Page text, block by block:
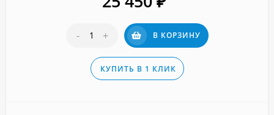
- + В КОРЗИНУ
КУПИТЬ В 1 КЛИК